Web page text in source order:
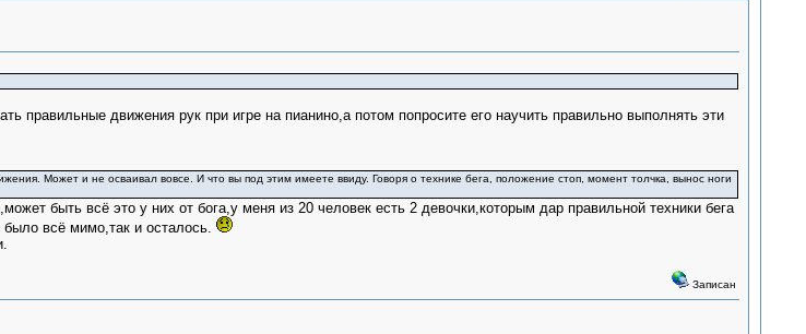
правильные движения рук при игре на пианино,а потом попросите его научить правильно выполнять эти
Может и не осваивал вовсе. И что вы под этим имеете ввиду. Говоря о технике бега, положение стоп, момент толчка, вынос ноги
быть всё это у них от бога,у меня из 20 человек есть 2 девочки,которым дар правильной техники бега
всё мимо,так и осталось.
Записан